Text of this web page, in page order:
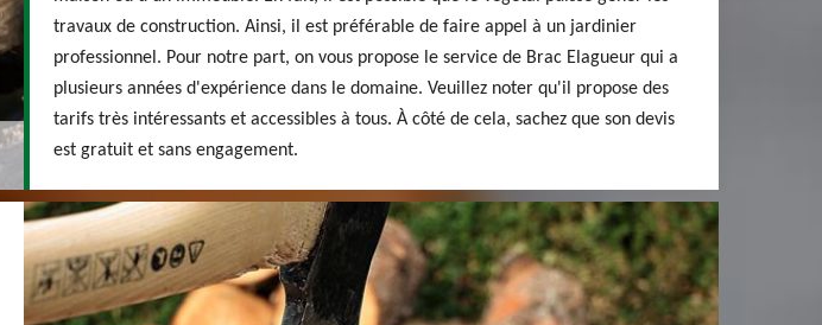
travaux de construction. Ainsi, il est préférable de faire appel à un jardinier
professionnel. Pour notre part, on vous propose le service de Brac Elagueur qui a
plusieurs années d'expérience dans le domaine. Veuillez noter qu'il propose des
tarifs très intéressants et accessibles à tous. À côté de cela, sachez que son devis
est gratuit et sans engagement.